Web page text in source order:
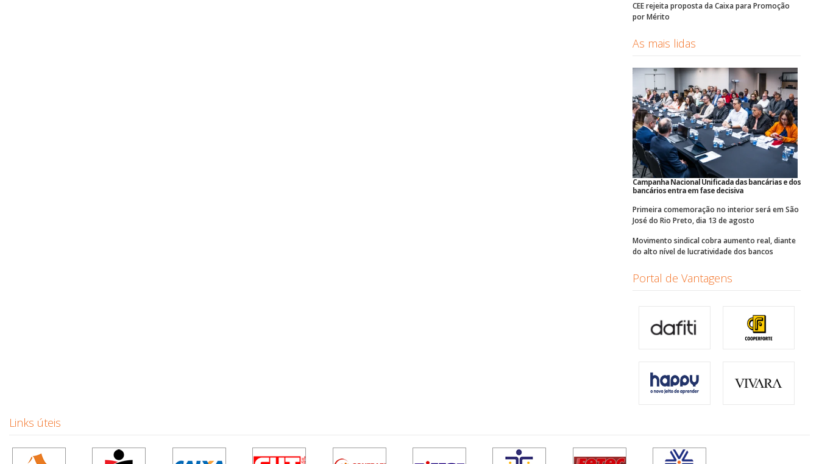
CEE rejeita proposta da Caixa para Promoção
por Mérito
As mais lidas
Campanha Nacional Unificada das bancárias e dos
bancários entra em fase decisiva
Primeira comemoração no interior será em São
José do Rio Preto, dia 13 de agosto
Movimento sindical cobra aumento real, diante
do alto nível de lucratividade dos bancos
Portal de Vantagens
Links úteis